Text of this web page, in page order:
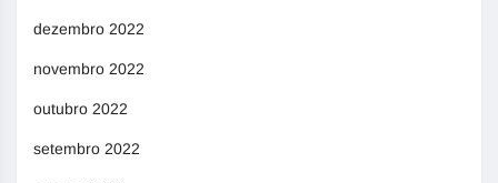
dezembro 2022
novembro 2022
outubro 2022
setembro 2022